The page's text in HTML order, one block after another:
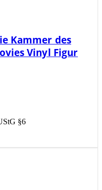
Kammer des
Vinyl Figur
§6